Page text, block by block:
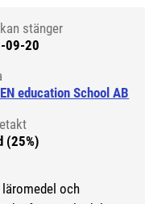
stänger
09-20
education School AB
(25%)
och